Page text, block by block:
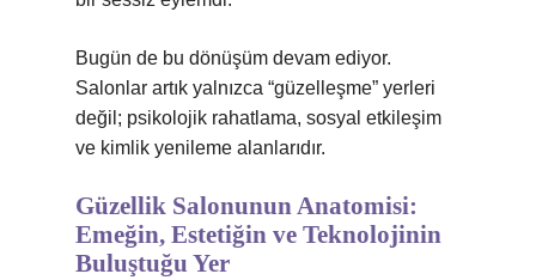
Bugün de bu dönüşüm devam ediyor.
Salonlar artık yalnızca “güzelleşme” yerleri
değil; psikolojik rahatlama, sosyal etkileşim
ve kimlik yenileme alanlarıdır.
Güzellik Salonunun Anatomisi:
Emeğin, Estetiğin ve Teknolojinin
Buluştuğu Yer